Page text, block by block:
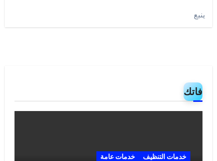
ينبع
فاتك
خدمات التنظيف خدمات عامة